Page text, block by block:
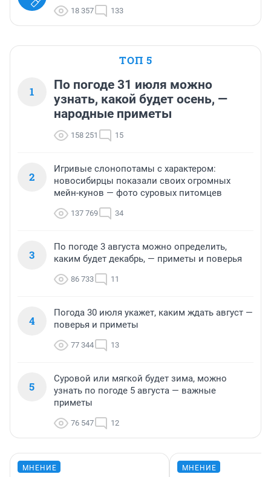
18 357 133
ТОП 5
1
По погоде 31 июля можно
узнать, какой будет осень, —
народные приметы
158 251 15
2
Игривые слонопотамы с характером:
новосибирцы показали своих огромных
мейн-кунов — фото суровых питомцев
137 769 34
3
По погоде 3 августа можно определить,
каким будет декабрь, — приметы и поверья
86 733 11
4
Погода 30 июля укажет, каким ждать август —
поверья и приметы
77 344 13
5
Суровой или мягкой будет зима, можно
узнать по погоде 5 августа — важные
приметы
76 547 12
МНЕНИЕ МНЕНИЕ